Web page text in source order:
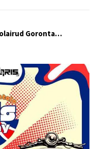
Goronta…